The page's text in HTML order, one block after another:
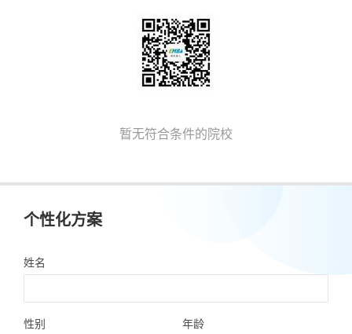
山东 安徽
广州
暂无符合条件的院校
个性化方案
姓名
性别 年龄